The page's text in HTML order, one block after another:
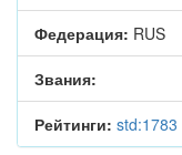
Федерация: RUS
Звания:
Рейтинги: std:1783